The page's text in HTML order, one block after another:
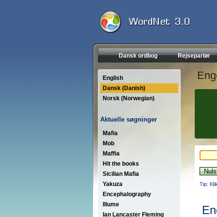
Dansk ordbog Rejseparlør
English
Dansk (Danish)
Norsk (Norwegian)
Aktuelle søgninger
Mafia
Mob
Maffia
Hit the books
Sicilian Mafia
Yakuza
Encephalography
Illume
Ian Lancaster Fleming
Tip: